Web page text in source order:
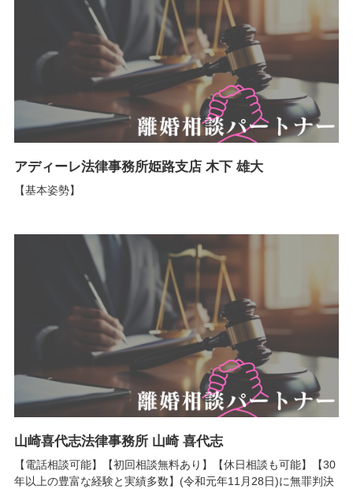
アディーレ法律事務所姫路支店 木下 雄大
【基本姿勢】
山崎喜代志法律事務所 山崎 喜代志
【電話相談可能】【初回相談無料あり】【休日相談も可能】【30
年以上の豊富な経験と実績多数】(令和元年11月28日)に無罪判決